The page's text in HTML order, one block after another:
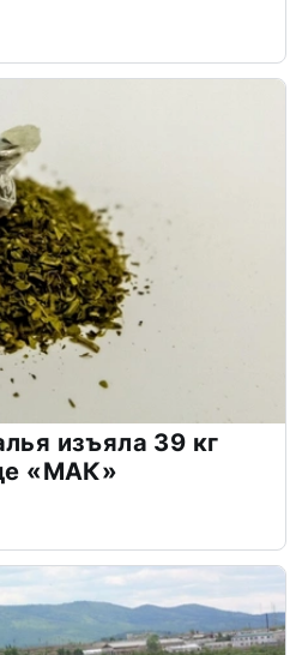
изъяла 39 кг
«МАК»